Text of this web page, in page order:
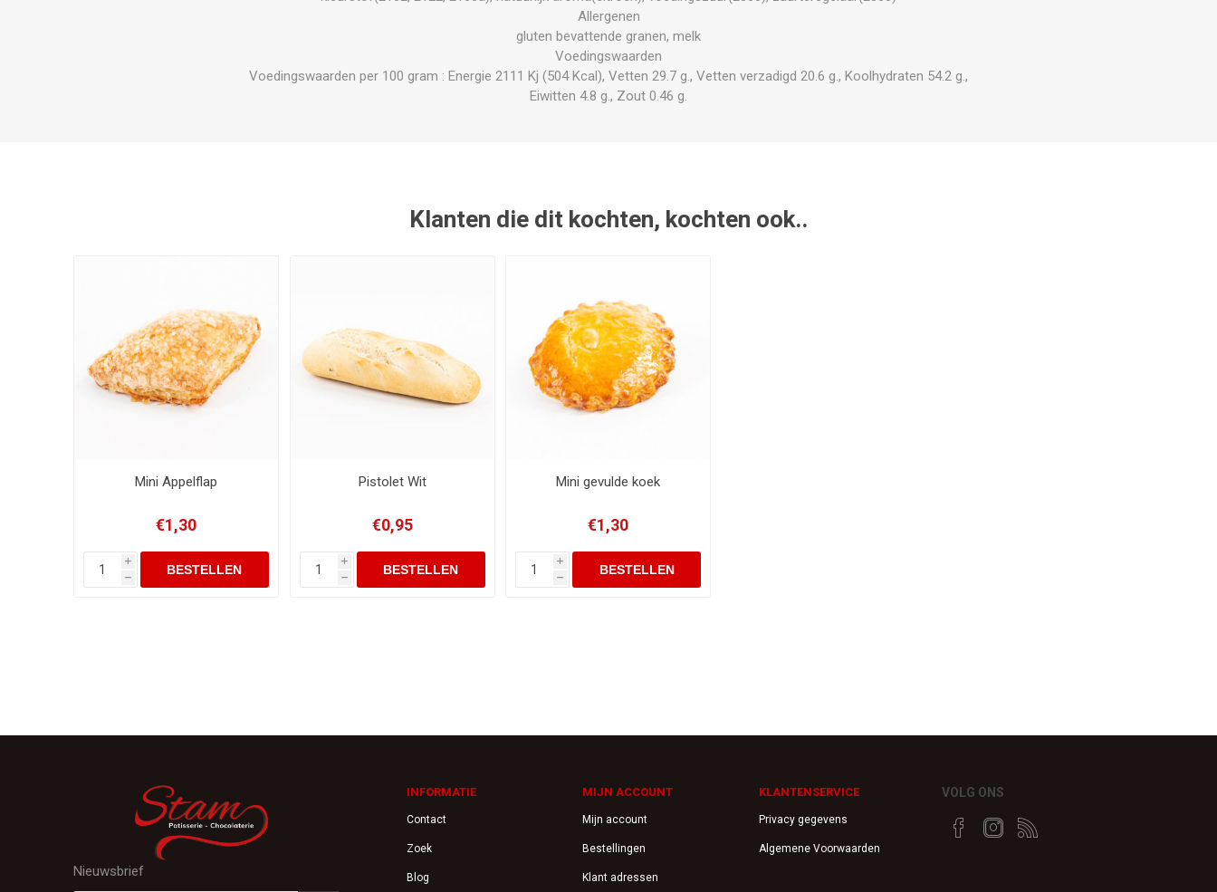
Allergenen
gluten bevattende granen, melk
Voedingswaarden
Voedingswaarden per 100 gram : Energie 2111 Kj (504 Kcal), Vetten 29.7 g., Vetten verzadigd 20.6 g., Koolhydraten 54.2 g.,
Eiwitten 4.8 g., Zout 0.46 g.
Klanten die dit kochten, kochten ook..
Mini Appelflap
€1,30
i
h
Pistolet Wit
€0,95
i
h
Mini gevulde koek
€1,30
i
h
Nieuwsbrief
INFORMATIE
Contact
Zoek
Blog
MIJN ACCOUNT
Mijn account
Bestellingen
Klant adressen
KLANTENSERVICE
Privacy gegevens
Algemene Voorwaarden
VOLG ONS